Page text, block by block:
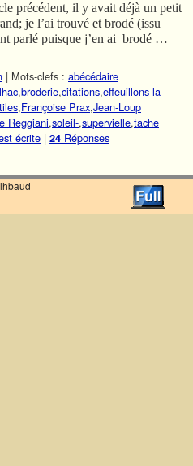
précédent, il y avait déjà un petit
je l’ai trouvé et brodé (issu
parlé puisque j’en ai brodé …
| Mots-clefs : abécédaire
,broderie,citations,effeuillons la
,Françoise Prax,Jean-Loup
Reggiani,soleil-,supervielle,tache
écrite | 24 Réponses